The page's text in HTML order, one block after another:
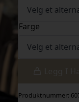
400,00.
200,00.
Farge
Produktnummer: